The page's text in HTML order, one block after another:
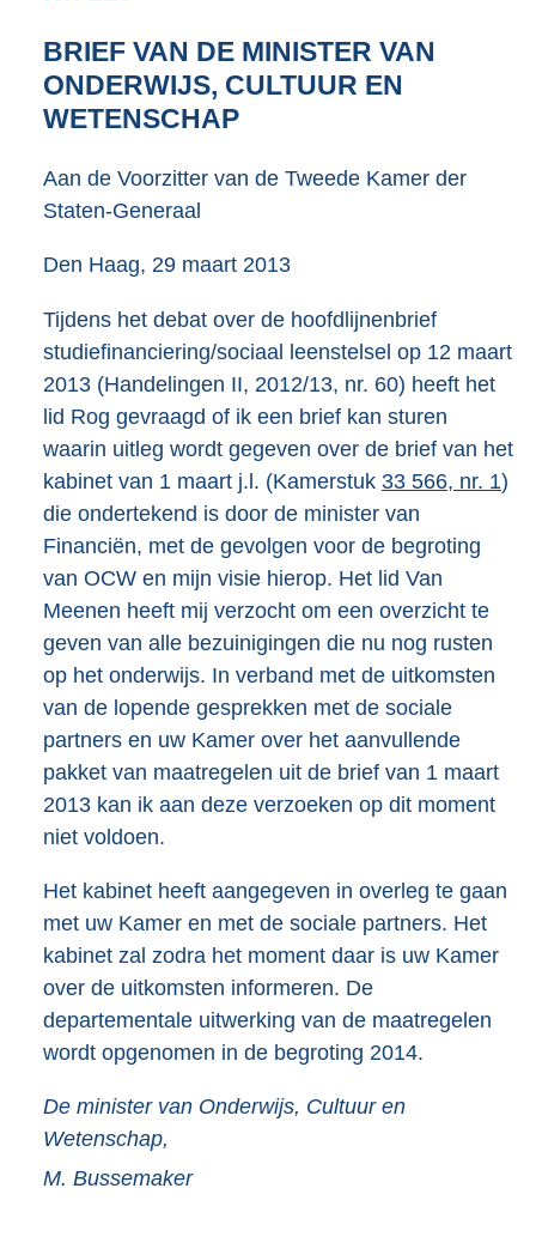
K
b
BRIEF VAN DE MINISTER VAN
ONDERWIJS, CULTUUR EN
WETENSCHAP
Aan de Voorzitter van de Tweede Kamer der
Staten-Generaal
Den Haag, 29 maart 2013
Tijdens het debat over de hoofdlijnenbrief
studiefinanciering/sociaal leenstelsel op 12 maart
2013 (Handelingen II, 2012/13, nr. 60) heeft het
lid Rog gevraagd of ik een brief kan sturen
waarin uitleg wordt gegeven over de brief van het
kabinet van 1 maart j.l. (Kamerstuk 33 566, nr. 1)
die ondertekend is door de minister van
Financiën, met de gevolgen voor de begroting
van OCW en mijn visie hierop. Het lid Van
Meenen heeft mij verzocht om een overzicht te
geven van alle bezuinigingen die nu nog rusten
op het onderwijs. In verband met de uitkomsten
van de lopende gesprekken met de sociale
partners en uw Kamer over het aanvullende
pakket van maatregelen uit de brief van 1 maart
2013 kan ik aan deze verzoeken op dit moment
niet voldoen.
Het kabinet heeft aangegeven in overleg te gaan
met uw Kamer en met de sociale partners. Het
kabinet zal zodra het moment daar is uw Kamer
over de uitkomsten informeren. De
departementale uitwerking van de maatregelen
wordt opgenomen in de begroting 2014.
De minister van Onderwijs, Cultuur en
Wetenschap,
M. Bussemaker